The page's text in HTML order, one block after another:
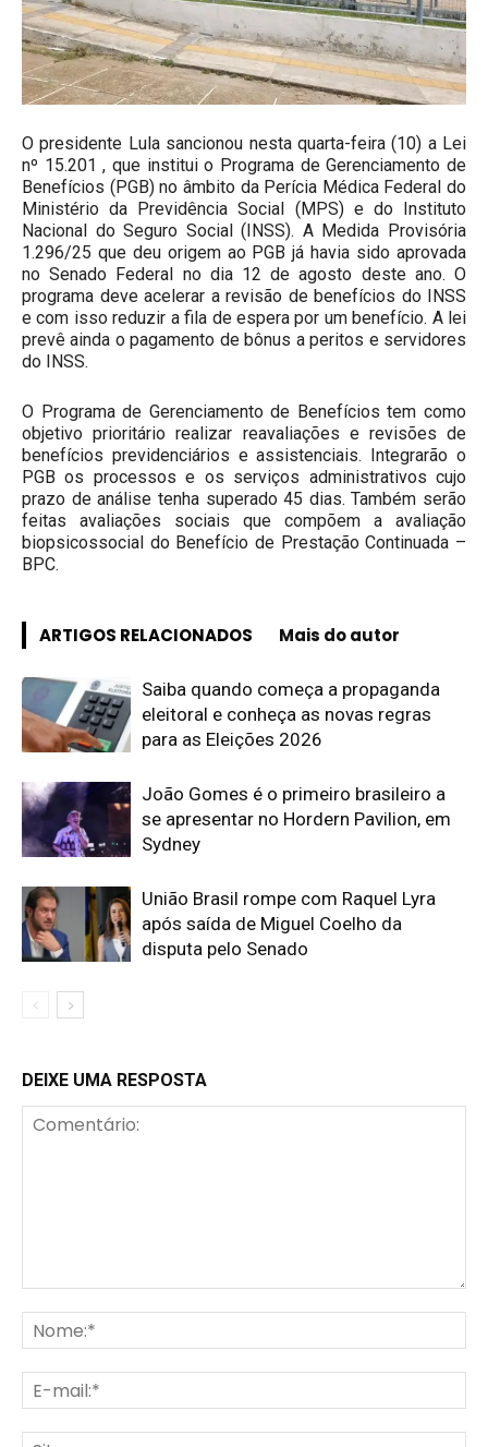
O presidente Lula sancionou nesta quarta-feira (10) a Lei
nº 15.201 , que institui o Programa de Gerenciamento de
Benefícios (PGB) no âmbito da Perícia Médica Federal do
Ministério da Previdência Social (MPS) e do Instituto
Nacional do Seguro Social (INSS). A Medida Provisória
1.296/25 que deu origem ao PGB já havia sido aprovada
no Senado Federal no dia 12 de agosto deste ano. O
programa deve acelerar a revisão de benefícios do INSS
e com isso reduzir a fila de espera por um benefício. A lei
prevê ainda o pagamento de bônus a peritos e servidores
do INSS.
O Programa de Gerenciamento de Benefícios tem como
objetivo prioritário realizar reavaliações e revisões de
benefícios previdenciários e assistenciais. Integrarão o
PGB os processos e os serviços administrativos cujo
prazo de análise tenha superado 45 dias. Também serão
feitas avaliações sociais que compõem a avaliação
biopsicossocial do Benefício de Prestação Continuada –
BPC.
ARTIGOS RELACIONADOS Mais do autor
Saiba quando começa a propaganda
eleitoral e conheça as novas regras
para as Eleições 2026
João Gomes é o primeiro brasileiro a
se apresentar no Hordern Pavilion, em
Sydney
União Brasil rompe com Raquel Lyra
após saída de Miguel Coelho da
disputa pelo Senado
DEIXE UMA RESPOSTA